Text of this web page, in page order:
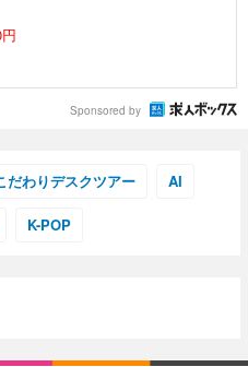
Sponsored by
だわりデスクツアー AI
K-POP